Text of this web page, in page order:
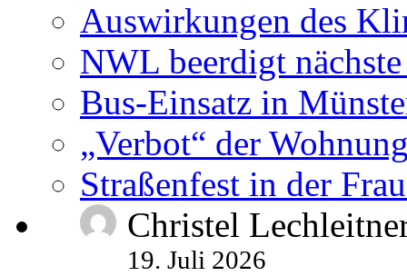
Auswirkungen des
NWL beerdigt
Bus-Einsatz in
„Verbot“ der
Straßenfest in der
Christel
19. Juli 2026